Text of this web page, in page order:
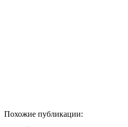
Похожие публикации: